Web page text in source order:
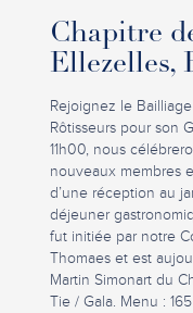
Chapitre
Ellezelles,
Rejoignez le
Rôtisseurs pour son
11h00, nous
nouveaux membres
d’une réception au
déjeuner
fut initiée par notre
Thomaes et est
Martin Simonart du
Tie / Gala. Menu :